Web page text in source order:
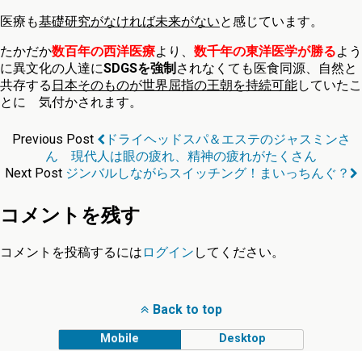
医療も基礎研究がなければ未来がないと感じています。
たかだか数百年の西洋医療より、 数千年の東洋医学が勝るよう
に異文化の人達にSDGSを強制 されなくても医食同源、自然と
共存する 日本そのものが世界屈指の王朝を持続可能していたこ
とに 気付かされます。
Previous Post
ドライヘッドスパ＆エステのジャスミンさ
ん 現代人は眼の疲れ、精神の疲れがたくさん
Next Post ジンバルしながらスイッチング！まいっちんぐ？
コメントを残す
コメントを投稿するには ログイン してください。
Back to top
Mobile Desktop